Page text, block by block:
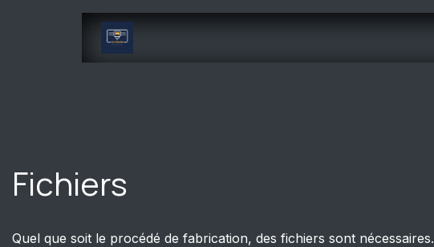
Pular para o conteúdo
Fichiers
Quel que soit le procédé de fabrication, des fichiers sont nécessaires.